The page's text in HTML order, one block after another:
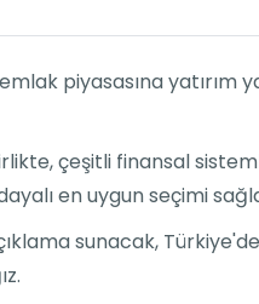
piyasasına yatırım
çeşitli finansal
en uygun seçimi
sunacak,